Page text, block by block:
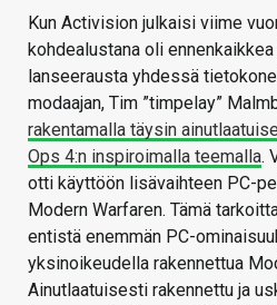
Kun Activision julkaisi viime
kohdealustana oli
lanseerausta yhdessä
modaajan, Tim ”timpelay”
rakentamalla täysin
Ops 4:n inspiroimalla teemalla.
otti käyttöön lisävaihteen PC-
Modern Warfaren. Tämä
entistä enemmän PC-
yksinoikeudella rakennettua
Ainutlaatuisesti rakennettu ja